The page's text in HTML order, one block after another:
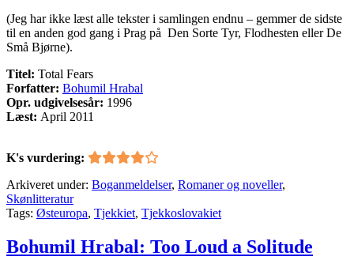
(Jeg har ikke læst alle tekster i samlingen endnu – gemmer de sidste
til en anden god gang i Prag på Den Sorte Tyr, Flodhesten eller De
Små Bjørne).
Titel: Total Fears
Forfatter: Bohumil Hrabal
Opr. udgivelsesår: 1996
Læst: April 2011
K's vurdering:
Arkiveret under: Boganmeldelser, Romaner og noveller,
Skønlitteratur
Tags: Østeuropa, Tjekkiet, Tjekkoslovakiet
Bohumil Hrabal: Too Loud a Solitude